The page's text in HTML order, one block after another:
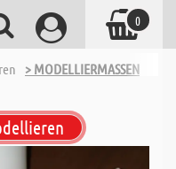
> MODELLIERMASSEN
0